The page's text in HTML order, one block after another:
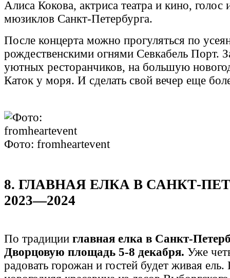
Алиса Кокова, актриса театра и кино, голос
мюзиклов Санкт-Петербурга.
После концерта можно прогуляться по
рождественскими огнями Севкабель Порт.
уютных ресторанчиков, на большую
Каток у моря. И сделать свой вечер еще
Фото: fromheartevent
8. ГЛАВНАЯ ЕЛКА В САНКТ-
2023—2024
По традиции главная елка в Санкт-
Дворцовую площадь 5-8 декабря. Уже
радовать горожан и гостей будет живая ель.